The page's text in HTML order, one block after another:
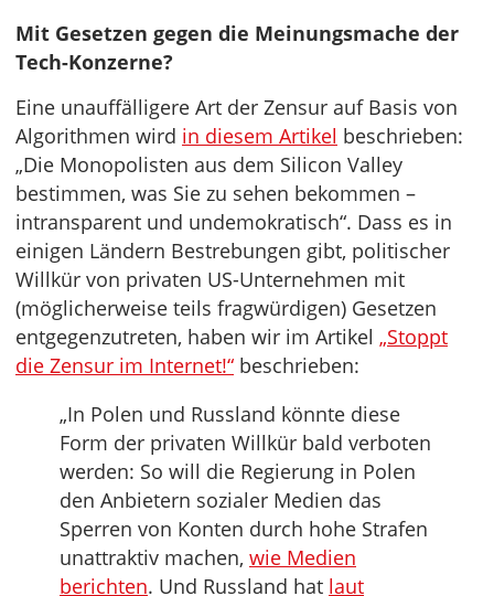
Mit Gesetzen gegen die Meinungsmache der
Tech-Konzerne?
Eine unauffälligere Art der Zensur auf Basis von
Algorithmen wird in diesem Artikel beschrieben:
„Die Monopolisten aus dem Silicon Valley
bestimmen, was Sie zu sehen bekommen –
intransparent und undemokratisch“. Dass es in
einigen Ländern Bestrebungen gibt, politischer
Willkür von privaten US-Unternehmen mit
(möglicherweise teils fragwürdigen) Gesetzen
entgegenzutreten, haben wir im Artikel „Stoppt
die Zensur im Internet!“ beschrieben:
„In Polen und Russland könnte diese
Form der privaten Willkür bald verboten
werden: So will die Regierung in Polen
den Anbietern sozialer Medien das
Sperren von Konten durch hohe Strafen
unattraktiv machen, wie Medien
berichten. Und Russland hat laut